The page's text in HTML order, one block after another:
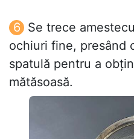
Se trece
ochiuri fine, presând
spatulă pentru a
mătăsoasă.